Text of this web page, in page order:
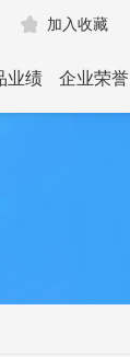
加入收藏
业绩 企业荣誉